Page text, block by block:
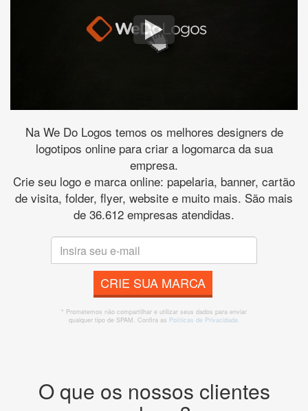
Na We Do Logos temos os melhores designers de
logotipos online para criar a logomarca da sua
empresa.
Crie seu logo e marca online: papelaria, banner, cartão
de visita, folder, flyer, website e muito mais. São mais
de 36.612 empresas atendidas.
CRIE SUA MARCA
* Prometemos não compartilhar e utilizar seus dados para enviar
qualquer tipo de SPAM. Confira as Políticas de Privacidade.
O que os nossos clientes